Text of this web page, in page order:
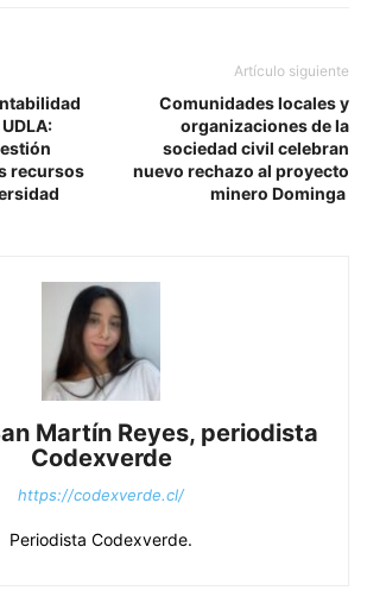
recursos
Artículo siguiente
Comunidades locales y
organizaciones de la
sociedad civil celebran
nuevo rechazo al proyecto
minero Dominga
Martín Reyes, periodista
Codexverde
https://codexverde.cl/
Periodista Codexverde.